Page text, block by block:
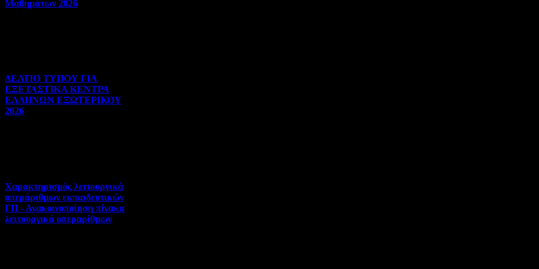
Μαθημάτων 2026
ΔΕΛΤΙΟ ΤΥΠΟΥ ΓΙΑ
ΕΞΕΤΑΣΤΙΚΑ ΚΕΝΤΡΑ
ΕΛΛΗΝΩΝ ΕΞΩΤΕΡΙΚΟΥ
2026
Χαρακτηρισμός λειτουργικά
υπεράριθμων εκπαιδευτικών
ΓΠ - Ανακοινοποίηση πίνακα
λειτουργικά υπεραρίθμων